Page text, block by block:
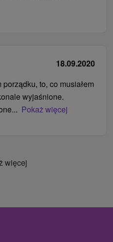
18.09.2020
to, co musiałem
wyjaśnione.
Pokaż więcej
więcej